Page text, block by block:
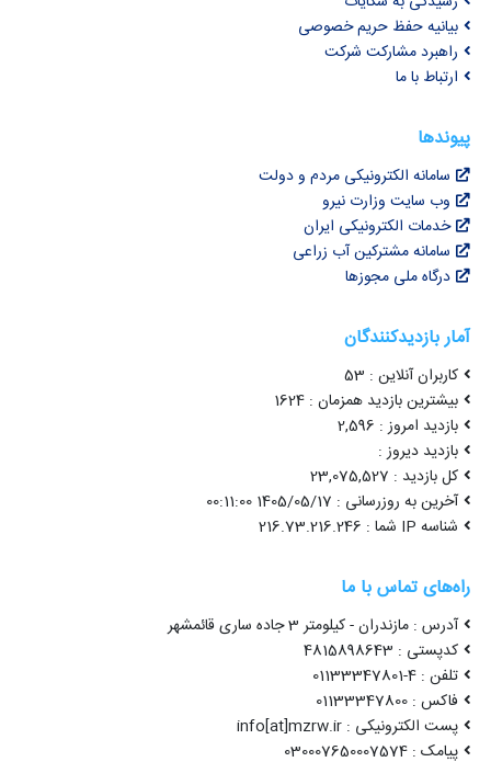
بیانیه حفظ حریم خصوصی
راهبرد مشارکت شرکت
ارتباط با ما
پیوندها
سامانه الکترونیکی مردم و دولت
وب سایت وزارت نیرو
خدمات الکترونیکی ایران
سامانه مشترکین آب زراعی
درگاه ملی مجوزها
آمار بازدیدکنندگان
کاربران آنلاین : 53
بیشترین بازدید همزمان : 1624
بازدید امروز : 2,596
بازدید دیروز :
کل بازدید : 23,075,527
آخرین به روزرسانی : 1405/05/17 00:11:00
شناسه IP شما : 216.73.216.246
راه‌های تماس با ما
آدرس : مازندران - کیلومتر 3 جاده ساری قائمشهر
کدپستی : 4815898643
تلفن : 4-01133347801
فاکس : 01133347800
پست الکترونیکی : info[at]mzrw.ir
پیامک : 030007650007574